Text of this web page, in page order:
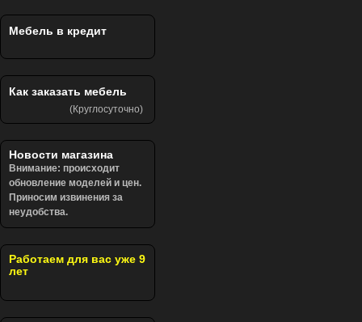
Мебель в кредит
Как заказать мебель
(Круглосуточно)
Новости магазина
Внимание: происходит
обновление моделей и цен.
Приносим извинения за
неудобства.
Работаем для вас уже 9
лет